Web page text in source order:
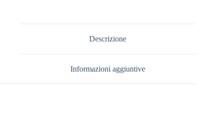
Descrizione
Informazioni aggiuntive